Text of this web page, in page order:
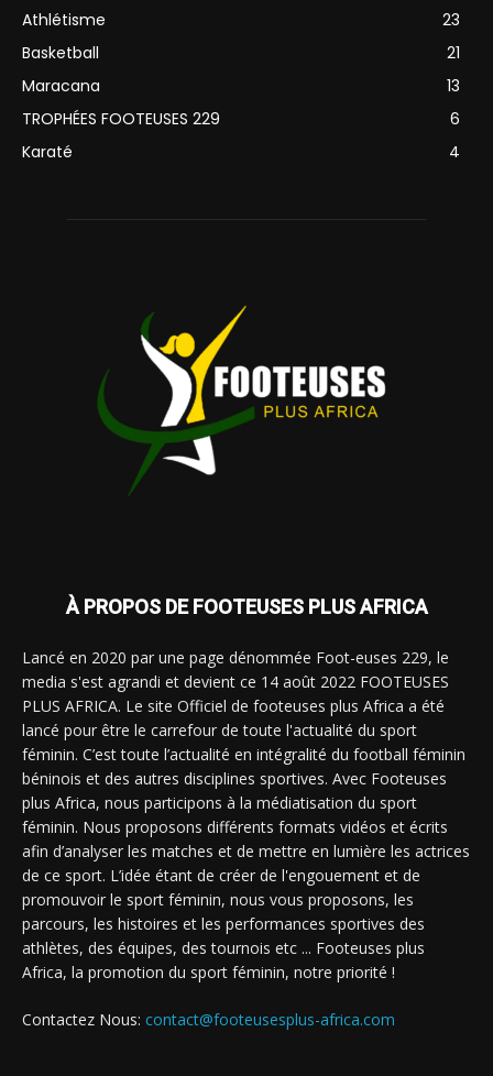
Athlétisme
23
Basketball
21
Maracana
13
TROPHÉES FOOTEUSES 229
6
Karaté
4
À PROPOS DE FOOTEUSES PLUS AFRICA
Lancé en 2020 par une page dénommée Foot-euses 229, le
media s'est agrandi et devient ce 14 août 2022 FOOTEUSES
PLUS AFRICA. Le site Officiel de footeuses plus Africa a été
lancé pour être le carrefour de toute l'actualité du sport
féminin. C’est toute l’actualité en intégralité du football féminin
béninois et des autres disciplines sportives. Avec Footeuses
plus Africa, nous participons à la médiatisation du sport
féminin. Nous proposons différents formats vidéos et écrits
afin d’analyser les matches et de mettre en lumière les actrices
de ce sport. L’idée étant de créer de l'engouement et de
promouvoir le sport féminin, nous vous proposons, les
parcours, les histoires et les performances sportives des
athlètes, des équipes, des tournois etc ... Footeuses plus
Africa, la promotion du sport féminin, notre priorité !
Contactez Nous: contact@footeusesplus-africa.com